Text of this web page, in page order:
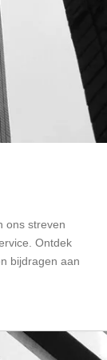
ons streven
Ontdek
bijdragen aan